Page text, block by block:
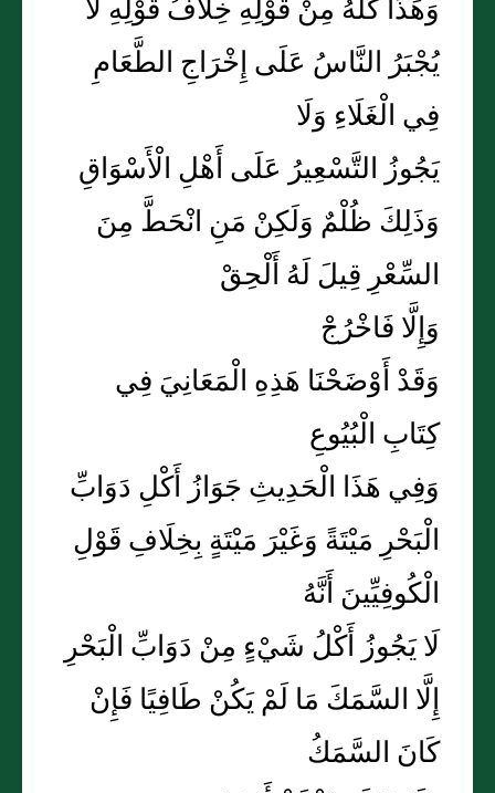
وَهَذَا كُلُّهُ مِنْ قَوْلِهِ خِلَافُ قَوْلِهِ لَا
يُجْبَرُ النَّاسُ عَلَى إِخْرَاجِ الطَّعَامِ
فِي الْغَلَاءِ وَلَا
يَجُوزُ التَّسْعِيرُ عَلَى أَهْلِ الْأَسْوَاقِ
وَذَلِكَ ظُلْمٌ وَلَكِنْ مَنِ انْحَطَّ مِنَ
السِّعْرِ قِيلَ لَهُ أَلْحِقْ
وَإِلَّا فَاخْرُجْ
وَقَدْ أَوْضَحْنَا هَذِهِ الْمَعَانِيَ فِي
كِتَابِ الْبُيُوعِ
وَفِي هَذَا الْحَدِيثِ جَوَازُ أَكْلِ دَوَابِّ
الْبَحْرِ مَيْتَةً وَغَيْرَ مَيْتَةٍ بِخِلَافِ قَوْلِ
الْكُوفِيِّينَ أَنَّهُ
لَا يَجُوزُ أَكْلُ شَيْءٍ مِنْ دَوَابِّ الْبَحْرِ
إِلَّا السَّمَكَ مَا لَمْ يَكُنْ طَافِيًا فَإِنْ
كَانَ السَّمَكُ